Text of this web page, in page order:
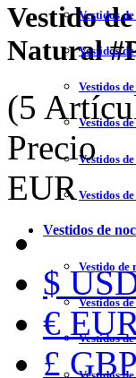
Vestidos
Vestidos
Vestidos
Vestidos
Vestidos
Vestidos
Vestidos de
Vestido de
Vestidos
Vestidos
Vestidos
Vestido
Natural
(5
Precio
EUR
$
€
£